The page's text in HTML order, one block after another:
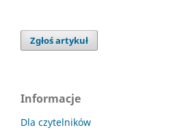
Zgłoś artykuł
Informacje
Dla czytelników